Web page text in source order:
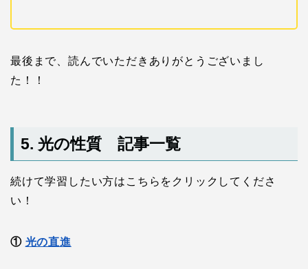
最後まで、読んでいただきありがとうございまし
た！！
5. 光の性質 記事一覧
続けて学習したい方はこちらをクリックしてくださ
い！
① 光の直進